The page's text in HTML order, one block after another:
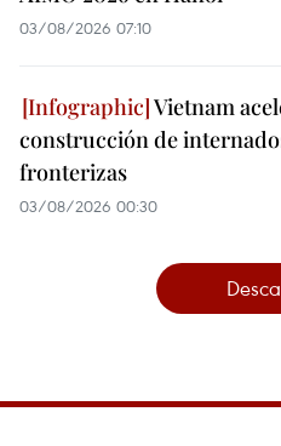
03/08/2026 07:10
Vietnam
construcción de
fronterizas
03/08/2026 00:30